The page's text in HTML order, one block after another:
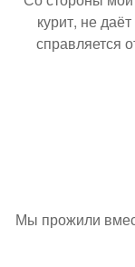
курит, не
справляется
Мы прожили